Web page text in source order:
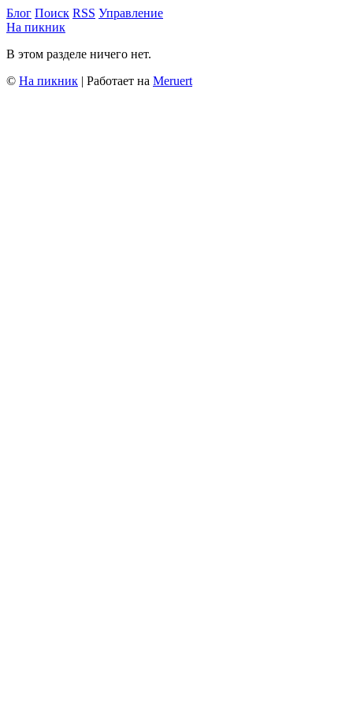
Блог Поиск RSS Управление
На пикник
В этом разделе ничего нет.
© На пикник | Работает на Meruert